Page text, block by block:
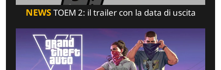
NEWSTOEM 2: il trailer con la data di uscita